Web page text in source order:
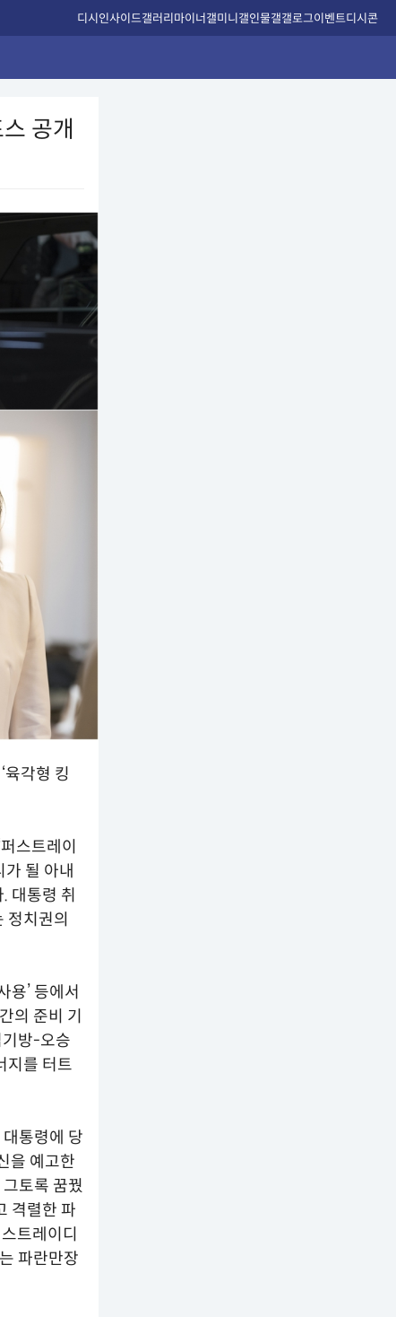
디시인사이드갤러리마이너갤미니갤인물갤갤로그이벤트디시콘
공개
육각형 킹
스트레이
될 아내
대통령 취
정치권의
용’ 등에서
의 준비 기
방-오승
지를 터트
통령에 당
을 예고한
토록 꿈꿨
격렬한 파
트레이디
파란만장